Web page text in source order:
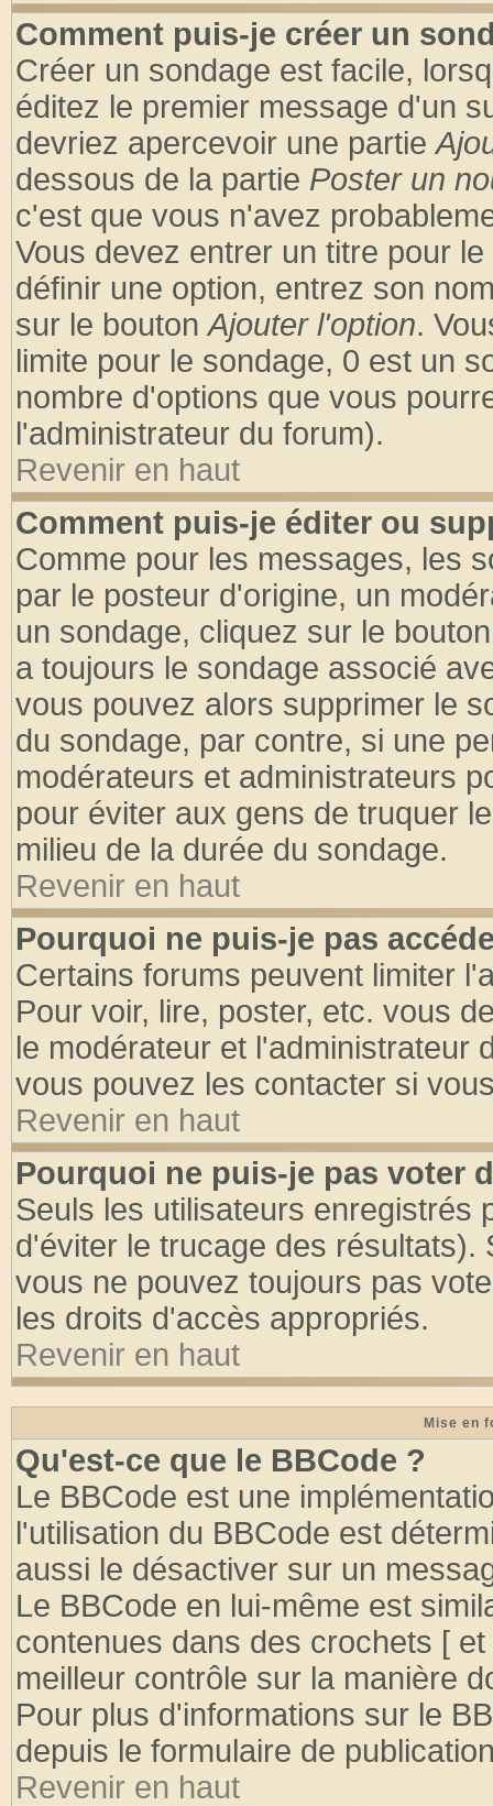
Comment puis-je créer un
Créer un sondage est facile,
éditez le premier message d'un
devriez apercevoir une partie
dessous de la partie Poster un
c'est que vous n'avez
Vous devez entrer un titre pour
définir une option, entrez son
sur le boutonAjouter l'option.
limite pour le sondage, 0 est un
nombre d'options que vous
l'administrateur du forum).
Revenir en haut
Comment puis-je éditer ou
Comme pour les messages, les
par le posteur d'origine, un
un sondage, cliquez sur le
a toujours le sondage associé
vous pouvez alors supprimer le
du sondage, par contre, si une
modérateurs et administrateurs
pour éviter aux gens de truquer
milieu de la durée du sondage.
Revenir en haut
Pourquoi ne puis-je pas
Certains forums peuvent limiter
Pour voir, lire, poster, etc. vous
le modérateur et l'administrateur
vous pouvez les contacter si
Revenir en haut
Pourquoi ne puis-je pas voter
Seuls les utilisateurs enregistrés
d'éviter le trucage des
vous ne pouvez toujours pas
les droits d'accès appropriés.
Revenir en haut
Mise en
Qu'est-ce que le BBCode ?
Le BBCode est une
l'utilisation du BBCode est
aussi le désactiver sur un
Le BBCode en lui-même est
contenues dans des crochets [
meilleur contrôle sur la manière
Pour plus d'informations sur le
depuis le formulaire de
Revenir en haut